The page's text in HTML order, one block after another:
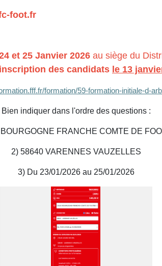
foot.fr
et 25 Janvier 2026au siège du
des candidats le 13
formation/59-formation-initiale-d-
Bien indiquer dans l'ordre des questions :
FRANCHE COMTE DE
2) 58640 VARENNES VAUZELLES
3) Du 23/01/2026 au 25/01/2026